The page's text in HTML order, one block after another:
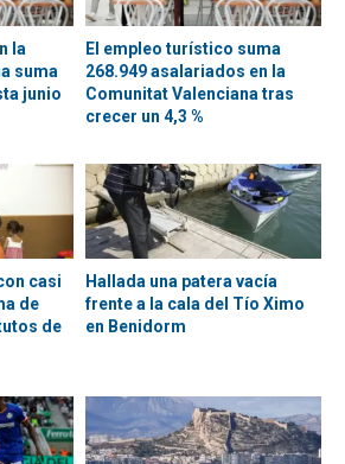
la
suma
junio
El empleo turístico suma
268.949 asalariados en la
Comunitat Valenciana tras
crecer un 4,3 %
casi
de
de
Hallada una patera vacía
frente a la cala del Tío Ximo
en Benidorm